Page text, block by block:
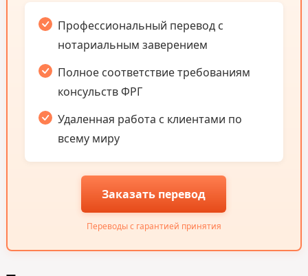
Профессиональный перевод с
нотариальным заверением
Полное соответствие требованиям
консульств ФРГ
Удаленная работа с клиентами по
всему миру
Заказать перевод
Переводы с гарантией принятия